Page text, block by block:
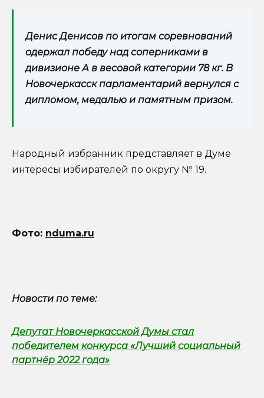
Денис Денисов по итогам соревнований
одержал победу над соперниками в
дивизионе А в весовой категории 78 кг. В
Новочеркасск парламентарий вернулся с
дипломом, медалью и памятным призом.
Народный избранник представляет в Думе
интересы избирателей по округу № 19.
Фото: nduma.ru
Новости по теме:
Депутат Новочеркасской Думы стал
победителем конкурса «Лучший социальный
партнёр 2022 года»